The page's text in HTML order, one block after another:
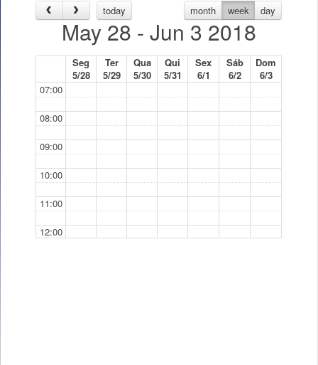
today month week day
May 28 - Jun 3 2018
Seg
5/28
Ter
5/29
Qua
5/30
Qui
5/31
Sex
6/1
Sáb
6/2
Dom
6/3
07:00
08:00
09:00
10:00
11:00
12:00